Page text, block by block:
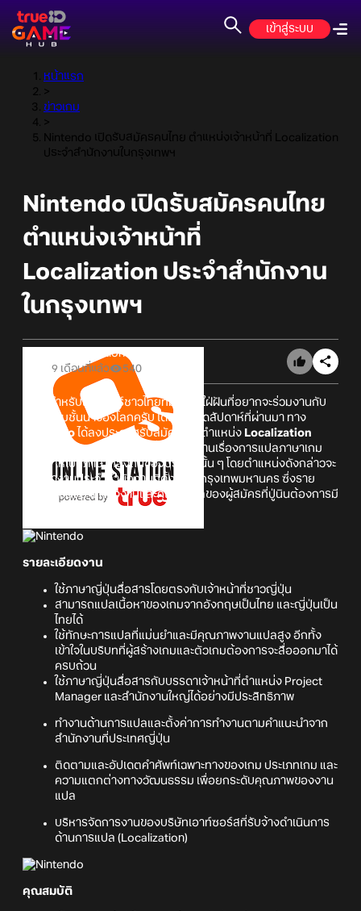
เข้าสู่ระบบ
หน้าแรก
>
ข่าวเกม
>
Nintendo เปิดรับสมัครคนไทย ตำแหน่งเจ้าหน้าที่ Localization
ประจำสำนักงานในกรุงเทพฯ
Nintendo เปิดรับสมัครคนไทย
ตำแหน่งเจ้าหน้าที่
Localization ประจำสำนักงาน
ในกรุงเทพฯ
Online Station
9 เดือนที่แล้ว
540
ข่าวดีสำหรับเกมเมอร์ชาวไทยที่มีความใฝ่ฝันที่อยากจะร่วมงานกับ
บริษัทเกมชั้นนำของโลกครับ โดยช่วงสุดสัปดาห์ที่ผ่านมา ทาง
Nintendo ได้ลงประกาศรับสมัครงานตำแหน่ง Localization
Coordinator
หรือเจ้าหน้าที่ประสานงานเรื่องการแปลภาษาเกม
ต่าง ๆ ให้เป็นภาษาท้องถิ่นของประเทศนั้น ๆ โดยตำแหน่งดังกล่าวจะ
ต้องทำงานประจำสำนักงานที่ตั้งอยู่ในกรุงเทพมหานคร ซึ่งราย
ละเอียดของตำแหน่งงานและคุณสมบัติของผู้สมัครที่ปู่นินต้องการมี
รายละเอียดงาน
ใช้ภาษาญี่ปุ่นสื่อสารโดยตรงกับเจ้าหน้าที่ชาวญี่ปุ่น
สามารถแปลเนื้อหาของเกมจากอังกฤษเป็นไทย และญี่ปุ่นเป็น
ไทยได้
ใช้ทักษะการแปลที่แม่นยำและมีคุณภาพงานแปลสูง อีกทั้ง
เข้าใจในบริบทที่ผู้สร้างเกมและตัวเกมต้องการจะสื่อออกมาได้
ครบถ้วน
ใช้ภาษาญี่ปุ่นสื่อสารกับบรรดาเจ้าหน้าที่ตำแหน่ง Project
Manager และสำนักงานใหญ่ได้อย่างมีประสิทธิภาพ
ทำงานด้านการแปลและตั้งค่าการทำงานตามคำแนะนำจาก
สำนักงานที่ประเทศญี่ปุ่น
ติดตามและอัปเดตคำศัพท์เฉพาะทางของเกม ประเภทเกม และ
ความแตกต่างทางวัฒนธรรม เพื่อยกระดับคุณภาพของงาน
แปล
บริหารจัดการงานของบริษัทเอาท์ซอร์สที่รับจ้างดำเนินการ
ด้านการแปล (Localization)
คุณสมบัติ